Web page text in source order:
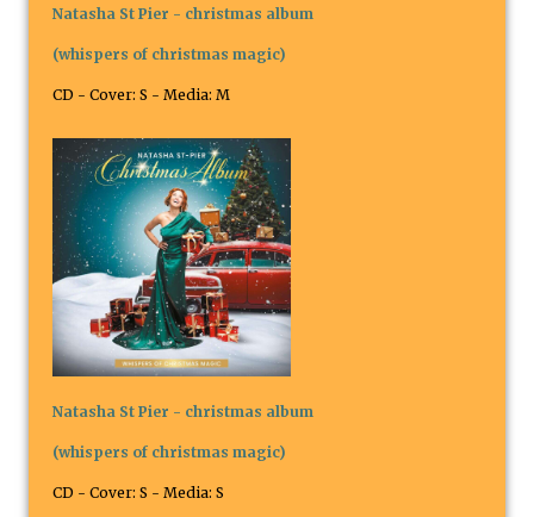
Natasha St Pier - christmas album
(whispers of christmas magic)
CD - Cover: S - Media: M
Natasha St Pier - christmas album
(whispers of christmas magic)
CD - Cover: S - Media: S